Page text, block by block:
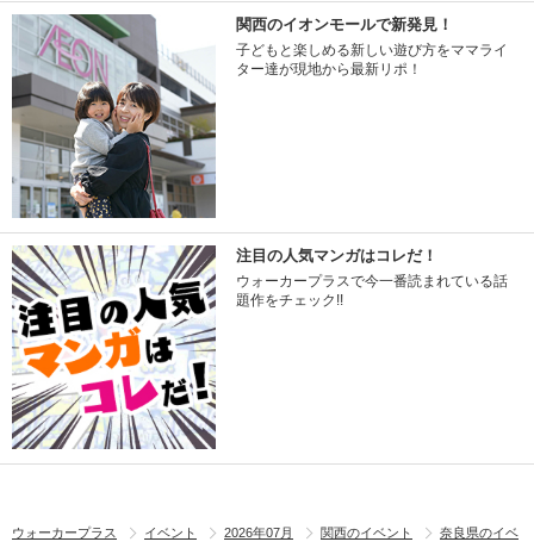
関西のイオンモールで新発見！
子どもと楽しめる新しい遊び方をママライ
ター達が現地から最新リポ！
注目の人気マンガはコレだ！
ウォーカープラスで今一番読まれている話
題作をチェック!!
ウォーカープラス イベント 2026年07月 関西のイベント
奈良県のイベ